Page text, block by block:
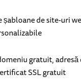
șabloane de site-uri
gratuit, adresă
SSL gratuit